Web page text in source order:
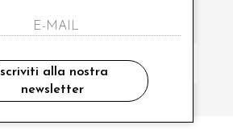
NOSTRA NEWSLETTER
condizioni sulla privacy.
alla nostra
newsletter